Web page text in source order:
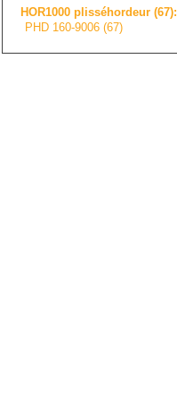
HOR1000 plisséhordeur (67):
PHD 160-9006 (67)